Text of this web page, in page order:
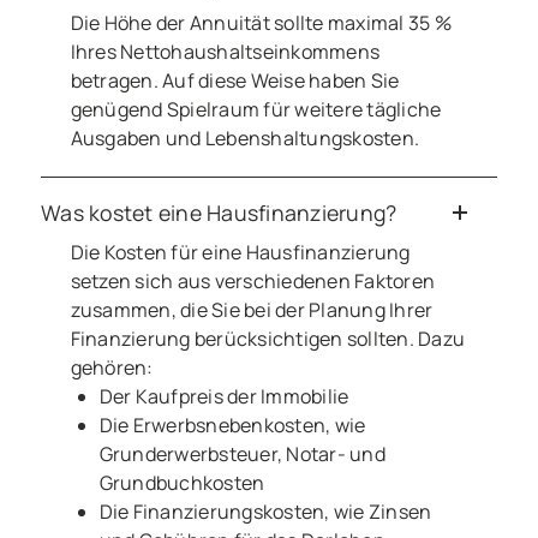
Die Höhe der Annuität sollte maximal 35 %
Ihres Nettohaushaltseinkommens
betragen. Auf diese Weise haben Sie
genügend Spielraum für weitere tägliche
Ausgaben und Lebenshaltungskosten.
Was kostet eine Hausfinanzierung?
Die Kosten für eine Hausfinanzierung
setzen sich aus verschiedenen Faktoren
zusammen, die Sie bei der Planung Ihrer
Finanzierung berücksichtigen sollten. Dazu
gehören:
Der Kaufpreis der Immobilie
Die Erwerbsnebenkosten, wie
Grunderwerbsteuer, Notar- und
Grundbuchkosten
Die Finanzierungskosten, wie Zinsen